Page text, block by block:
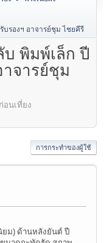
รองฯ อาจารย์ชุม ไชยคีรี
พิมพ์เล็ก ปี
จารย์ชุม
อนเที่ยง
การกระทำของผู้ใช้
ยม) ด้านหลังยันต์ ปี